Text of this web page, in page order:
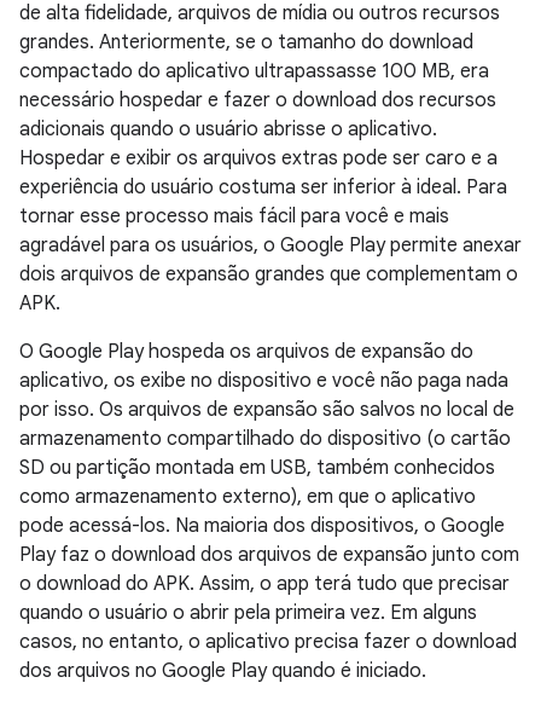
de alta fidelidade, arquivos de mídia ou outros recursos
grandes. Anteriormente, se o tamanho do download
compactado do aplicativo ultrapassasse 100 MB, era
necessário hospedar e fazer o download dos recursos
adicionais quando o usuário abrisse o aplicativo.
Hospedar e exibir os arquivos extras pode ser caro e a
experiência do usuário costuma ser inferior à ideal. Para
tornar esse processo mais fácil para você e mais
agradável para os usuários, o Google Play permite anexar
dois arquivos de expansão grandes que complementam o
APK.
O Google Play hospeda os arquivos de expansão do
aplicativo, os exibe no dispositivo e você não paga nada
por isso. Os arquivos de expansão são salvos no local de
armazenamento compartilhado do dispositivo (o cartão
SD ou partição montada em USB, também conhecidos
como armazenamento externo), em que o aplicativo
pode acessá-los. Na maioria dos dispositivos, o Google
Play faz o download dos arquivos de expansão junto com
o download do APK. Assim, o app terá tudo que precisar
quando o usuário o abrir pela primeira vez. Em alguns
casos, no entanto, o aplicativo precisa fazer o download
dos arquivos no Google Play quando é iniciado.